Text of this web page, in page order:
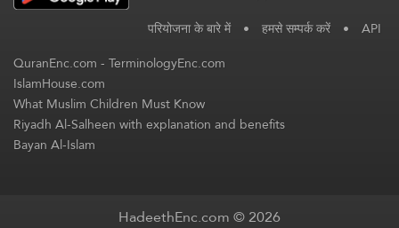
परियोजना के बारे में • हमसे सम्पर्क करें • API
QuranEnc.com-TerminologyEnc.com
IslamHouse.com
What Muslim Children Must Know
Riyadh Al-Salheen with explanation and benefits
Bayan Al-Islam
HadeethEnc.com © 2026